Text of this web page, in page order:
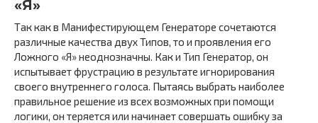
«Я»
Так как в Манифестирующем Генераторе сочетаются
различные качества двух Типов, то и проявления его
Ложного «Я» неоднозначны. Как и Тип Генератор, он
испытывает фрустрацию в результате игнорирования
своего внутреннего голоса. Пытаясь выбрать наиболее
правильное решение из всех возможных при помощи
логики, он теряется или начинает совершать ошибку за